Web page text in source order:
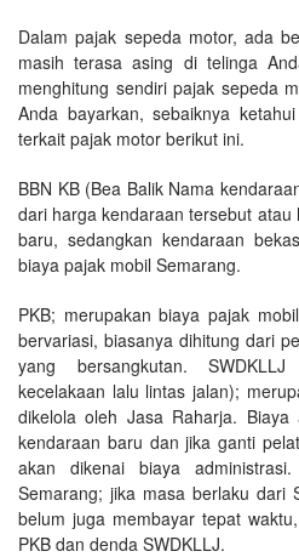
Dalam pajak sepeda motor, ada
masih terasa asing di telinga
menghitung sendiri pajak sepeda
Anda bayarkan, sebaiknya
terkait pajak motor berikut ini.
BBN KB (Bea Balik Nama
dari harga kendaraan tersebut
baru, sedangkan kendaraan
biaya pajak mobil Semarang.
PKB; merupakan biaya pajak
bervariasi, biasanya dihitung dari
yang bersangkutan.
kecelakaan lalu lintas jalan);
dikelola oleh Jasa Raharja. Biaya
kendaraan baru dan jika ganti
akan dikenai biaya
Semarang; jika masa berlaku dari
belum juga membayar tepat
PKB dan denda SWDKLLJ.